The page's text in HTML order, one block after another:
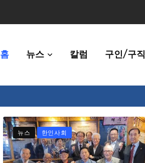
홈 뉴스 칼럼 구인/구직
뉴스 한인사회